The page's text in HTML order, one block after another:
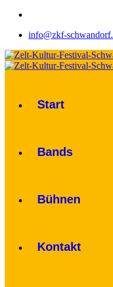
info@zkf-
Start
Bands
Bühnen
Kontakt